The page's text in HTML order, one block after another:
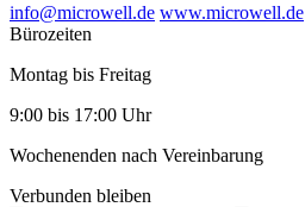
info@microwell.de www.microwell.de
Bürozeiten
Montag bis Freitag
9:00 bis 17:00 Uhr
Wochenenden nach Vereinbarung
Verbunden bleiben